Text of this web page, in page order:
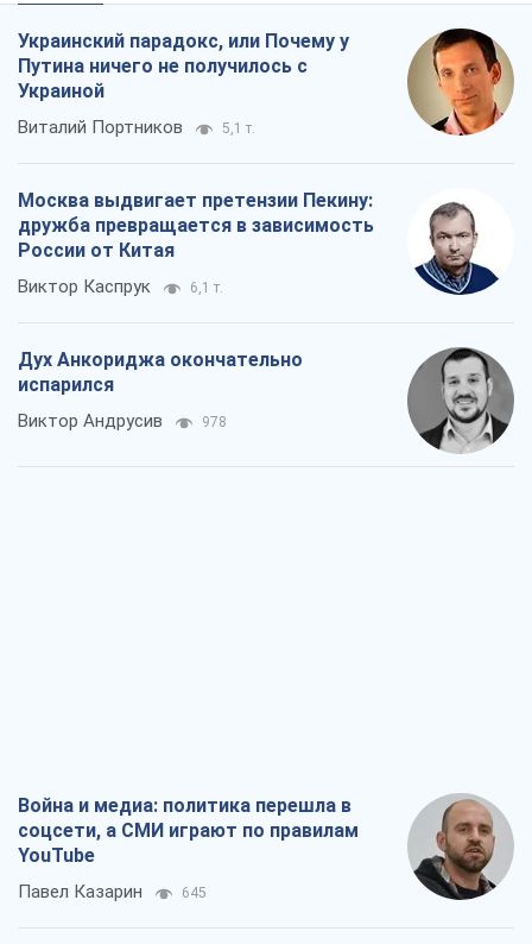
Украинский парадокс, или Почему у
Путина ничего не получилось с
Украиной
Виталий Портников 5,1 т.
Москва выдвигает претензии Пекину:
дружба превращается в зависимость
России от Китая
Виктор Каспрук 6,1 т.
Дух Анкориджа окончательно
испарился
Виктор Андрусив 978
Война и медиа: политика перешла в
соцсети, а СМИ играют по правилам
YouTube
Павел Казарин 645